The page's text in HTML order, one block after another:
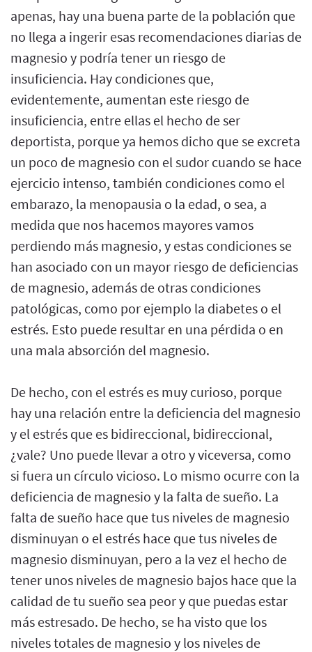
apenas, hay una buena parte de la población que
no llega a ingerir esas recomendaciones diarias de
magnesio y podría tener un riesgo de
insuficiencia. Hay condiciones que,
evidentemente, aumentan este riesgo de
insuficiencia, entre ellas el hecho de ser
deportista, porque ya hemos dicho que se excreta
un poco de magnesio con el sudor cuando se hace
ejercicio intenso, también condiciones como el
embarazo, la menopausia o la edad, o sea, a
medida que nos hacemos mayores vamos
perdiendo más magnesio, y estas condiciones se
han asociado con un mayor riesgo de deficiencias
de magnesio, además de otras condiciones
patológicas, como por ejemplo la diabetes o el
estrés. Esto puede resultar en una pérdida o en
una mala absorción del magnesio.
De hecho, con el estrés es muy curioso, porque
hay una relación entre la deficiencia del magnesio
y el estrés que es bidireccional, bidireccional,
¿vale? Uno puede llevar a otro y viceversa, como
si fuera un círculo vicioso. Lo mismo ocurre con la
deficiencia de magnesio y la falta de sueño. La
falta de sueño hace que tus niveles de magnesio
disminuyan o el estrés hace que tus niveles de
magnesio disminuyan, pero a la vez el hecho de
tener unos niveles de magnesio bajos hace que la
calidad de tu sueño sea peor y que puedas estar
más estresado. De hecho, se ha visto que los
niveles totales de magnesio y los niveles de